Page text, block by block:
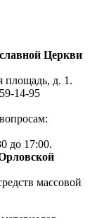
Церкви
площадь, д. 1.
59-14-95
до 17:00.
массовой